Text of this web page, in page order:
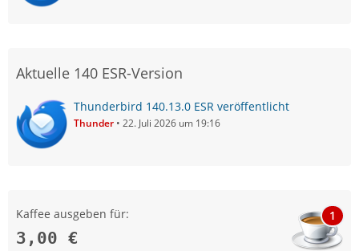
Aktuelle 140 ESR-Version
Thunderbird 140.13.0 ESR veröffentlicht
Thunder 22. Juli 2026 um 19:16
Kaffee ausgeben für:
3,00 €
1